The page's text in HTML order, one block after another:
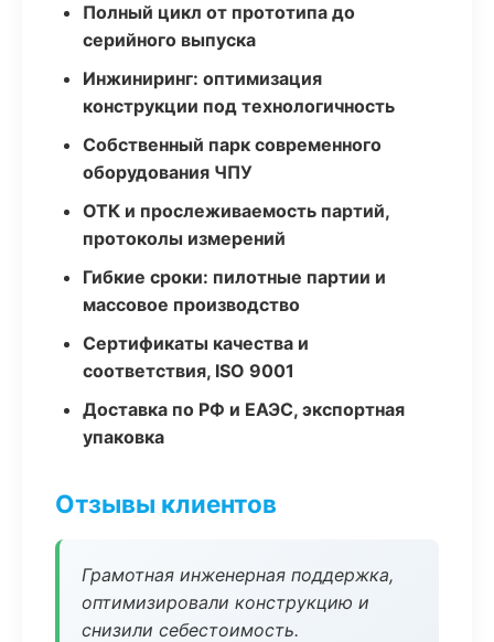
Полный цикл от прототипа до
серийного выпуска
Инжиниринг: оптимизация
конструкции под технологичность
Собственный парк современного
оборудования ЧПУ
ОТК и прослеживаемость партий,
протоколы измерений
Гибкие сроки: пилотные партии и
массовое производство
Сертификаты качества и
соответствия, ISO 9001
Доставка по РФ и ЕАЭС, экспортная
упаковка
Отзывы клиентов
Грамотная инженерная поддержка,
оптимизировали конструкцию и
снизили себестоимость.